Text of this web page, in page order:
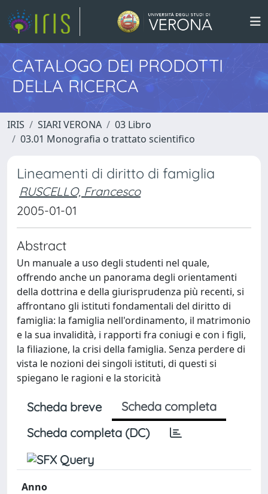
CATALOGO DEI PRODOTTI
DELLA RICERCA
IRIS SIARI VERONA
03 Libro
03.01 Monografia o trattato scientifico
Lineamenti di diritto di famiglia
RUSCELLO, Francesco
2005-01-01
Abstract
Un manuale a uso degli studenti nel quale,
offrendo anche un panorama degli orientamenti
della dottrina e della giurisprudenza più recenti, si
affrontano gli istituti fondamentali del diritto di
famiglia: la famiglia nell'ordinamento, il matrimonio
e la sua invalidità, i rapporti fra coniugi e con i figli,
la filiazione, la crisi della famiglia. Senza perdere di
vista le nozioni dei singoli istituti, di questi si
spiegano le ragioni e la storicità
Scheda breve
Scheda completa
Scheda completa (DC)
Anno